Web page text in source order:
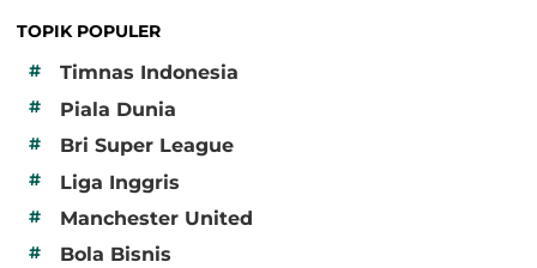
TOPIK POPULER
#
Timnas Indonesia
# Piala Dunia
# Bri Super League
# Liga Inggris
# Manchester United
# Bola Bisnis